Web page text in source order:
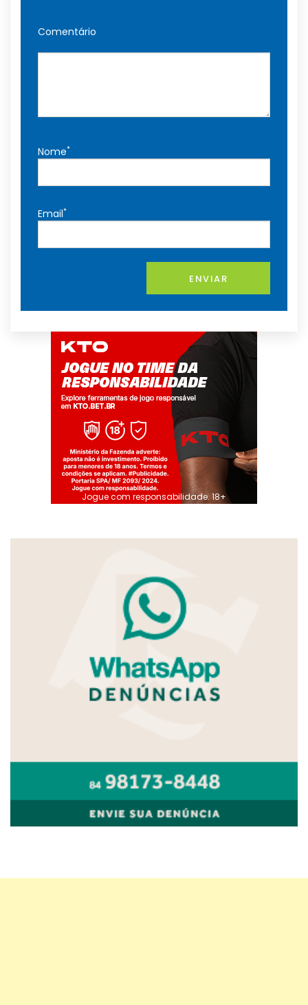
Comentário
Nome*
Email*
ENVIAR
Jogue com responsabilidade. 18+